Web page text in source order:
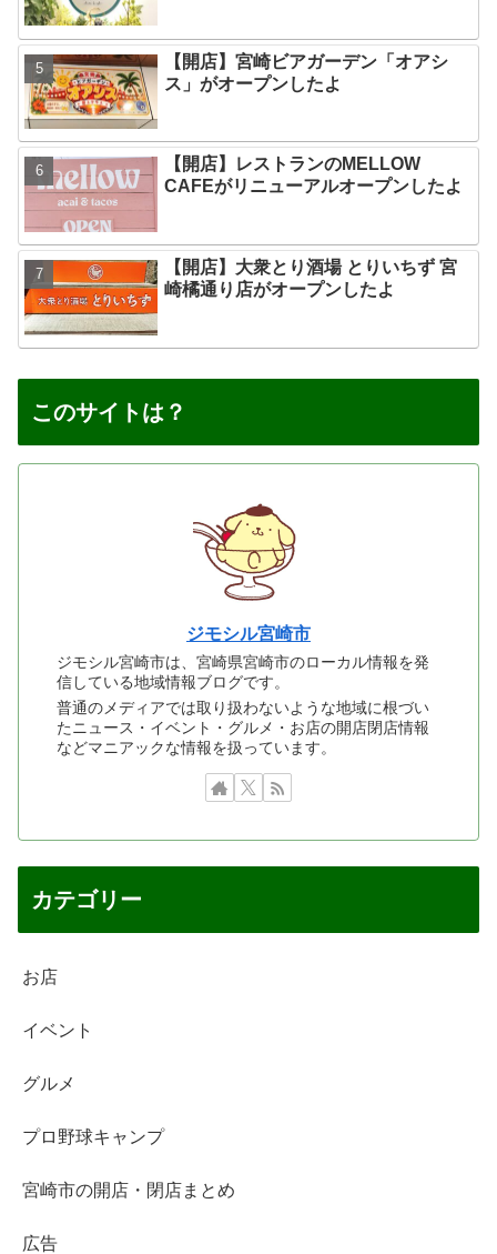
【開店】宮崎ビアガーデン「オアシ
ス」がオープンしたよ
【開店】レストランのMELLOW
CAFEがリニューアルオープンしたよ
【開店】大衆とり酒場 とりいちず 宮
崎橘通り店がオープンしたよ
このサイトは？
ジモシル宮崎市
ジモシル宮崎市は、宮崎県宮崎市のローカル情報を発
信している地域情報ブログです。
普通のメディアでは取り扱わないような地域に根づい
たニュース・イベント・グルメ・お店の開店閉店情報
などマニアックな情報を扱っています。
カテゴリー
お店
イベント
グルメ
プロ野球キャンプ
宮崎市の開店・閉店まとめ
広告